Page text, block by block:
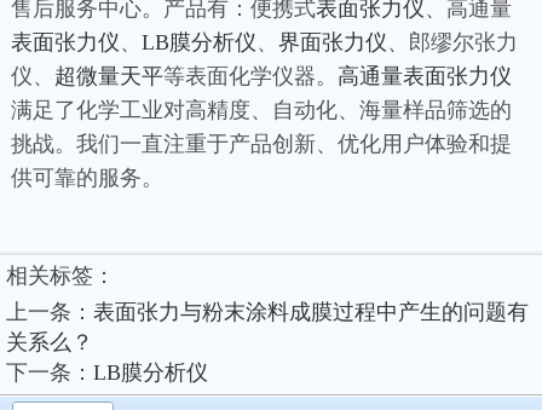
售后服务中心。产品有：便携式表面张力仪、高通量
表面张力仪、 LB膜分析仪、 界面张力仪、郎缪尔张力
仪、 超微量天平等表面化学仪器。 高通量表面张力仪
满足了化学工业对高精度、自动化、海量样品筛选的
挑战。我们一直注重于产品创新、优化用户体验和提
供可靠的服务。
相关标签：
上一条： 表面张力与粉末涂料成膜过程中产生的问题有
关系么？
下一条： LB膜分析仪